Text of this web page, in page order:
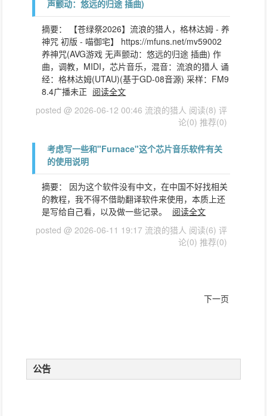
声颤动：悠远的归途 插曲)
摘要： 【苍绿祭2026】流浪的猎人，格林达姆 - 养
神咒 初版 - 喵御宅】 https://mfuns.net/mv59002
养神咒(AVG游戏 无声颤动：悠远的归途 插曲) 作
曲，调教，MIDI，芯片音乐，混音：流浪的猎人 诵
经：格林达姆(UTAU)(基于GD-08音源) 采样：FM9
8.4广播未正 阅读全文
posted @ 2026-06-12 00:46 流浪的猎人 阅读(8) 评
论(0) 推荐(0)
考虑写一些和"Furnace"这个芯片音乐软件有关
的使用说明
摘要： 因为这个软件没有中文，在中国不好找相关
的教程，我不得不借助翻译软件来使用，本质上还
是写给自己看，以及做一些记录。
阅读全文
posted @ 2026-06-11 19:17 流浪的猎人 阅读(6) 评
论(0) 推荐(0)
下一页
公告